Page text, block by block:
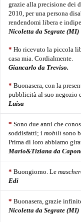
grazie alla precisione dei
2010, per una persona
rendendomi libera e
Nicoletta da Segrate (MI)
* Ho ricevuto la piccola
casa mia. Cordialmente.
Giancarlo da Treviso.
* Buonasera, con la
pubblicità al suo negozio
Luisa
* Sono due anni che
soddisfatti; i mobili sono
Prima di loro abbiamo
Mario&Tiziana da
* Buongiorno. Le
Edi
* Buonasera, grazie
Nicoletta da Segrate (MI)